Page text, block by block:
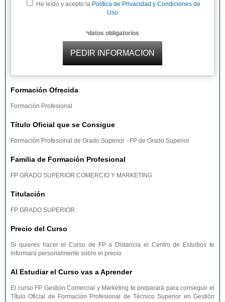
He leído y acepto la Política de Privacidad y Condiciones de
Uso
*datos obligatorios
Formación Ofrecida
Formación Profesional
Título Oficial que se Consigue
Formación Profesional de Grado Superior - FP de Grado Superior
Familia de Formación Profesional
FP GRADO SUPERIOR COMERCIO Y MARKETING
Titulación
FP GRADO SUPERIOR
Precio del Curso
Si quieres hacer el Curso de FP a Distancia el Centro de Estudios te
informará personalmente sobre el precio
Al Estudiar el Curso vas a Aprender
El curso FP Gestión Comercial y Márketing te preparará para conseguir el
Título Oficial de Formación Profesional de Técnico Superior en Gestión